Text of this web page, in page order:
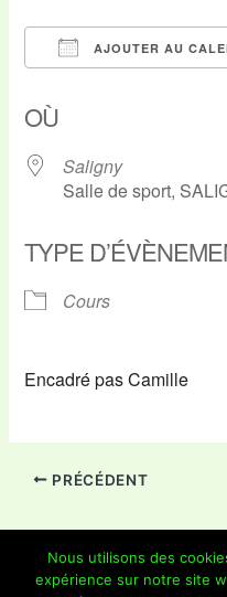
AJOUTER AU
OÙ
Saligny
Salle de sport,
TYPE
Cours
Encadré pas Camille
PRÉCÉDENT
Nous utilisons des
expérience sur notre site